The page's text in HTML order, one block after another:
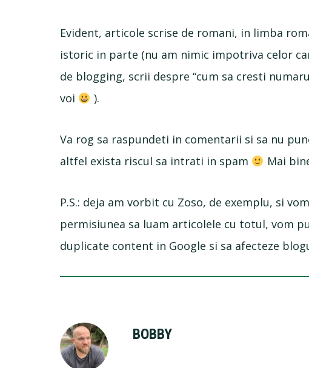
Evident, articole scrise de romani, in limba
istoric in parte (nu am nimic impotriva celor
de blogging, scrii despre “cum sa cresti
voi
).
Va rog sa raspundeti in comentarii si sa nu
altfel exista riscul sa intrati in spam
Mai
P.S.: deja am vorbit cu Zoso, de exemplu, si
permisiunea sa luam articolele cu totul, vom
duplicate content in Google si sa afecteze
BOBBY